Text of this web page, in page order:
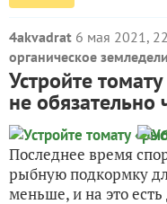
4akvadrat 6 мая 2021,
органическое
Устройте
не обязательно
Последнее время
рыбную подкормку
меньше, и на это